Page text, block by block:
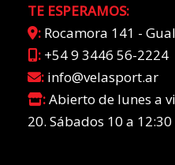
TE ESPERAMOS:
: Rocamora 141 -
: +54 9 3446 56-2224
: info@velasport.ar
:Abierto de lunes a
20. Sábados 10 a 12:30